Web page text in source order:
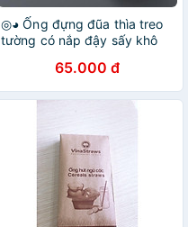
◎◕ Ống đựng đũa thìa treo
tường có nắp đậy sấy khô
65.000 đ